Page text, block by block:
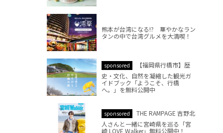
熊本が台湾になる!? 華やかなラン
タンの中で台湾グルメを大満喫！
sponsored
【福岡県行橋市】歴
史・文化、自然を凝縮した観光ガ
イドブック「ようこそ、行橋
へ。」を無料公開中
sponsored
THE RAMPAGE 吉野北
人さんと一緒に宮崎県を巡る「宮
崎 LOVE Walker」無料公開中！